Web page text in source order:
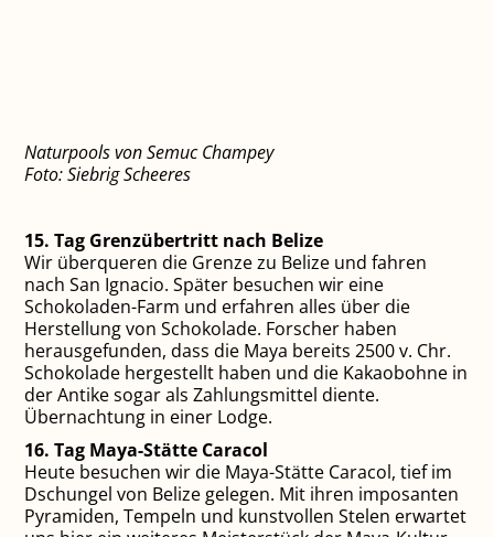
Naturpools von Semuc Champey
Foto: Siebrig Scheeres
15. Tag Grenzübertritt nach Belize
Wir überqueren die Grenze zu Belize und fahren
nach San Ignacio. Später besuchen wir eine
Schokoladen-Farm und erfahren alles über die
Herstellung von Schokolade. Forscher haben
herausgefunden, dass die Maya bereits 2500 v. Chr.
Schokolade hergestellt haben und die Kakaobohne in
der Antike sogar als Zahlungsmittel diente.
Übernachtung in einer Lodge.
16. Tag Maya-Stätte Caracol
Heute besuchen wir die Maya-Stätte Caracol, tief im
Dschungel von Belize gelegen. Mit ihren imposanten
Pyramiden, Tempeln und kunstvollen Stelen erwartet